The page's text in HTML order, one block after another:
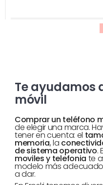
Te ayudamos
móvil
Comprar un teléfono
de elegir una marca.
tener en cuenta: el
memoria, la
de sistema operativo.
moviles y telefonia te
modelo más
a dar.